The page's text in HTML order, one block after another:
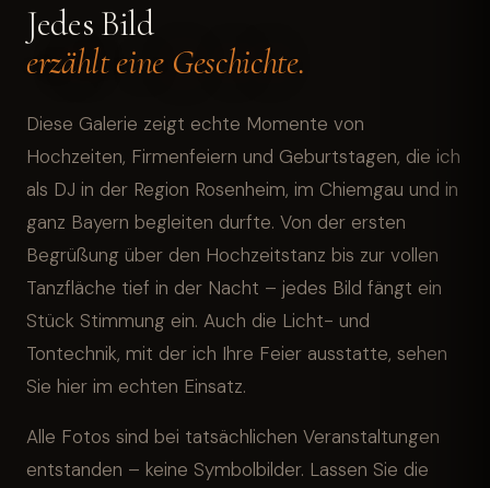
Jedes Bild
erzählt eine Geschichte.
Diese Galerie zeigt echte Momente von
Hochzeiten, Firmenfeiern und Geburtstagen, die ich
als DJ in der Region Rosenheim, im Chiemgau und in
ganz Bayern begleiten durfte. Von der ersten
Begrüßung über den Hochzeitstanz bis zur vollen
Tanzfläche tief in der Nacht – jedes Bild fängt ein
Stück Stimmung ein. Auch die Licht- und
Tontechnik, mit der ich Ihre Feier ausstatte, sehen
Sie hier im echten Einsatz.
Alle Fotos sind bei tatsächlichen Veranstaltungen
entstanden – keine Symbolbilder. Lassen Sie die